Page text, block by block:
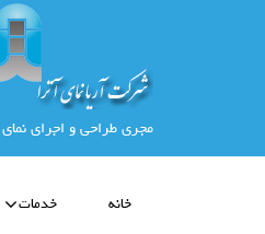
مجری طراحی و اجرای
خانه خدمات